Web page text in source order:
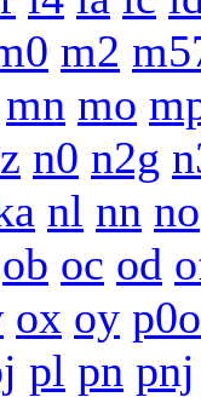
m2
mn mo
n0 n2g
nl nn no
ob oc od
ox oy p0o
pl pn pnj